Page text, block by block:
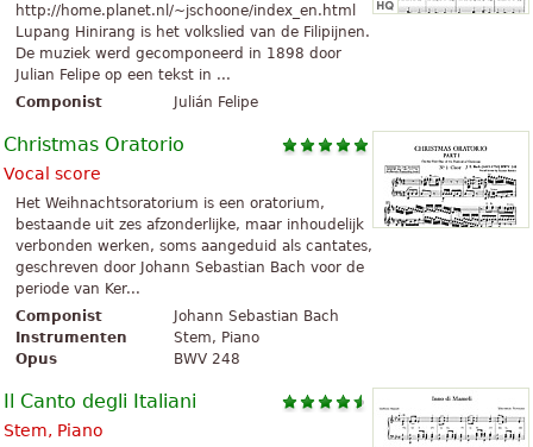
http://home.planet.nl/~jschoone/index_en.html
Lupang Hinirang is het volkslied van de Filipijnen.
De muziek werd gecomponeerd in 1898 door
Julian Felipe op een tekst in ...
Componist
Julián Felipe
Christmas Oratorio
Vocal score
Het Weihnachtsoratorium is een oratorium,
bestaande uit zes afzonderlijke, maar inhoudelijk
verbonden werken, soms aangeduid als cantates,
geschreven door Johann Sebastian Bach voor de
periode van Ker...
Componist
Johann Sebastian Bach
Instrumenten
Stem, Piano
Opus
BWV 248
Il Canto degli Italiani
Stem, Piano